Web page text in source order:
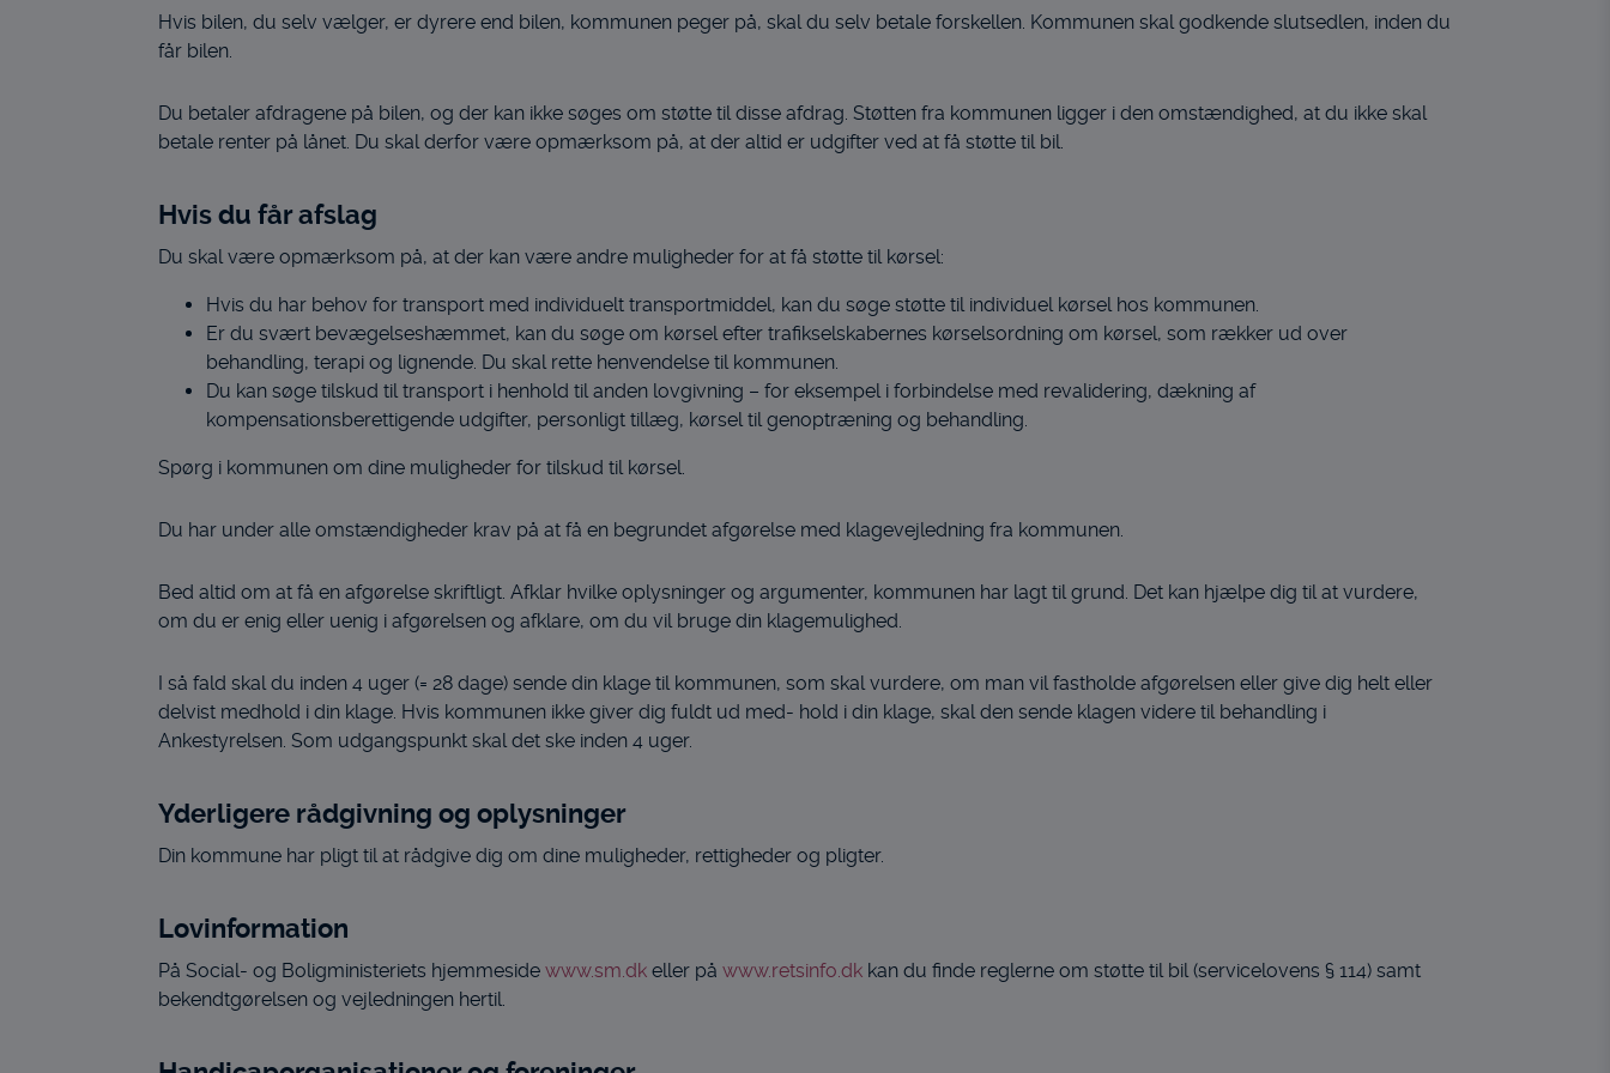
Hvis bilen, du selv vælger, er dyrere end bilen, kommunen peger på, skal du selv betale forskellen. Kommunen skal godkende slutsedlen, inden du
får bilen.
Du betaler afdragene på bilen, og der kan ikke søges om støtte til disse afdrag. Støtten fra kommunen ligger i den omstændighed, at du ikke skal
betale renter på lånet. Du skal derfor være opmærksom på, at der altid er udgifter ved at få støtte til bil.
Hvis du får afslag
Du skal være opmærksom på, at der kan være andre muligheder for at få støtte til kørsel:
Hvis du har behov for transport med individuelt transportmiddel, kan du søge støtte til individuel kørsel hos kommunen.
Er du svært bevægelseshæmmet, kan du søge om kørsel efter trafikselskabernes kørselsordning om kørsel, som rækker ud over
behandling, terapi og lignende. Du skal rette henvendelse til kommunen.
Du kan søge tilskud til transport i henhold til anden lovgivning – for eksempel i forbindelse med revalidering, dækning af
kompensationsberettigende udgifter, personligt tillæg, kørsel til genoptræning og behandling.
Spørg i kommunen om dine muligheder for tilskud til kørsel.
Du har under alle omstændigheder krav på at få en begrundet afgørelse med klagevejledning fra kommunen.
Bed altid om at få en afgørelse skriftligt. Afklar hvilke oplysninger og argumenter, kommunen har lagt til grund. Det kan hjælpe dig til at vurdere,
om du er enig eller uenig i afgørelsen og afklare, om du vil bruge din klagemulighed.
I så fald skal du inden 4 uger (= 28 dage) sende din klage til kommunen, som skal vurdere, om man vil fastholde afgørelsen eller give dig helt eller
delvist medhold i din klage. Hvis kommunen ikke giver dig fuldt ud med- hold i din klage, skal den sende klagen videre til behandling i
Ankestyrelsen. Som udgangspunkt skal det ske inden 4 uger.
Yderligere rådgivning og oplysninger
Din kommune har pligt til at rådgive dig om dine muligheder, rettigheder og pligter.
Lovinformation
På Social- og Boligministeriets hjemmeside www.sm.dk eller på www.retsinfo.dk kan du finde reglerne om støtte til bil (servicelovens § 114) samt
bekendtgørelsen og vejledningen hertil.